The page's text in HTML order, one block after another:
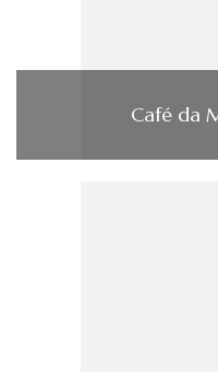
Café da